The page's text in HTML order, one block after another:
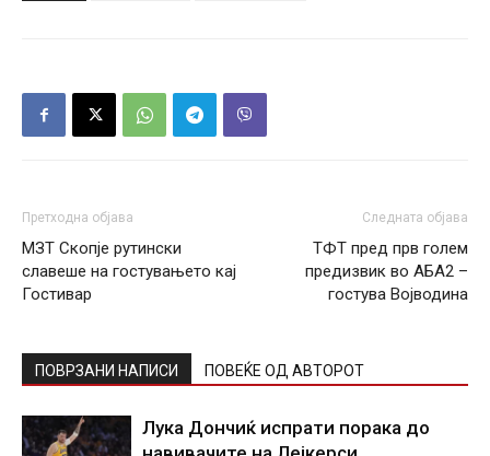
Претходна објава
МЗТ Скопје рутински
славеше на гостувањето кај
Гостивар
Следната објава
ТФТ пред прв голем
предизвик во АБА2 –
гостува Војводина
ПОВРЗАНИ НАПИСИ ПОВЕЌЕ ОД АВТОРОТ
Лука Дончиќ испрати порака до